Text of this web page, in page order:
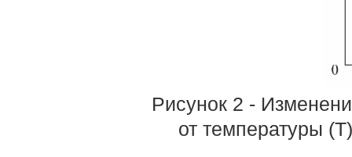
Рисунок 2 -
от температуры